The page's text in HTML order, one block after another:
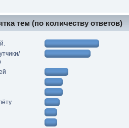
тем (по количеству ответов)